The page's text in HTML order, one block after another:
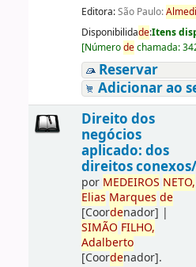
Editora:São Paulo:
Disponibilidade:Itens
[Númerodechamada:
Reservar
Adicionar ao
Direito dos
negócios
aplicado: dos
direitos conexos/
por MEDEIROS NETO,
Elias Marques de
[Coordenador] |
SIMÃO FILHO,
Adalberto
[Coordenador].